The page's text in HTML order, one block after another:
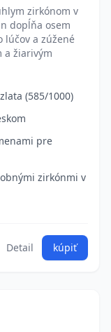
zirkónom v
dopĺňa osem
lúčov a zúžené
a žiarivým
(585/1000)
pre
zirkónmi v
Detail kúpiť